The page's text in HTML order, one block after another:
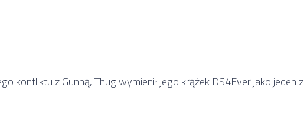
konfliktu z Gunną, Thug wymienił jego krążek DS4Ever jako jeden z